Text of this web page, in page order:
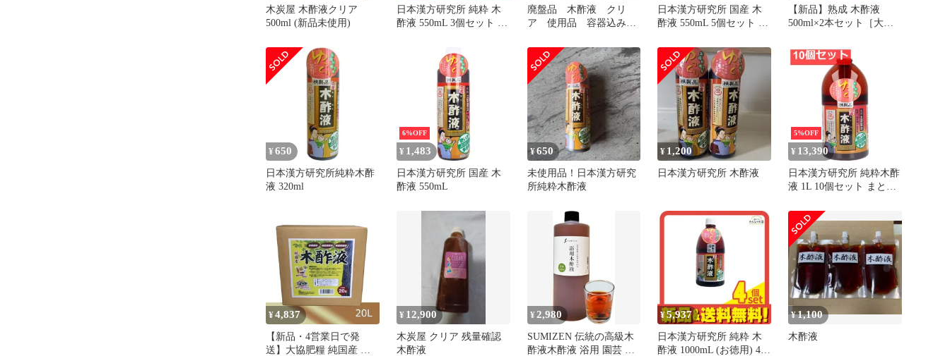
木炭屋 木酢液クリア
500ml (新品未使用)
日本漢方研究所 純粋 木
酢液 550mL 3個セット ま
廃盤品 木酢液 クリ
ア 使用品 容器込み
日本漢方研究所 国産 木
酢液 550mL 5個セット ま
【新品】熟成 木酢液
500ml×2本セット［大西
入浴 家庭菜園 ガーデニ
ングにも
¥ 650
日本漢方研究所純粋木酢
液 320ml
6%OFF
¥ 1,483
日本漢方研究所 国産 木
酢液 550mL
¥650
未使用品！日本漢方研究
所純粋木酢液
¥ 1,200
日本漢方研究所 木酢液
5%OFF
¥ 13,390
日本漢方研究所 純粋木酢
液 1L 10個セット まとめ
¥4,837
【新品・4営業日で発
送】大協肥糧 純国産 木
¥ 12,900
木炭屋 クリア 残量確認
木酢液
¥ 2,980
SUMIZEN 伝統の高級木
酢液木酢液 浴用 園芸 原
¥5,937
日本漢方研究所 純粋 木
酢液 1000mL (お徳用) 4個
¥1,100
木酢液